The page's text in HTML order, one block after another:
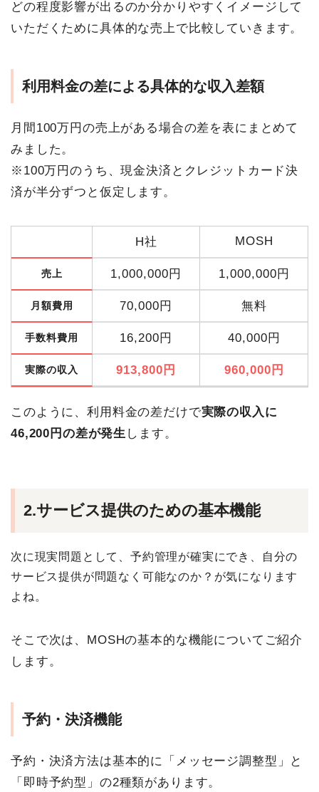
どの程度影響が出るのか分かりやすくイメージして
いただくために具体的な売上で比較していきます。
利用料金の差による具体的な収入差額
月間100万円の売上がある場合の差を表にまとめて
みました。
※100万円のうち、現金決済とクレジットカード決
済が半分ずつと仮定します。
H社 MOSH
売上 1,000,000円 1,000,000円
月額費用 70,000円 無料
手数料費用 16,200円 40,000円
実際の収入 913,800円 960,000円
このように、利用料金の差だけで実際の収入に
46,200円の差が発生 します。
2.サービス提供のための基本機能
次に現実問題として、予約管理が確実にでき、自分の
サービス提供が問題なく可能なのか？が気になります
よね。
そこで次は、MOSHの基本的な機能についてご紹介
します。
予約・決済機能
予約・決済方法は基本的に「メッセージ調整型」と
「即時予約型」の2種類があります。